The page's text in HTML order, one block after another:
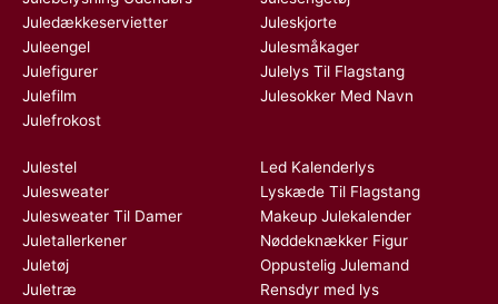
Juledækkeservietter
Juleengel
Julefigurer
Julefilm
Julefrokost
Juleskjorte
Julesmåkager
Julelys Til Flagstang
Julesokker Med Navn
Julestel
Julesweater
Julesweater Til Damer
Juletallerkener
Juletøj
Juletræ
Led Kalenderlys
Lyskæde Til Flagstang
Makeup Julekalender
Nøddeknækker Figur
Oppustelig Julemand
Rensdyr med lys